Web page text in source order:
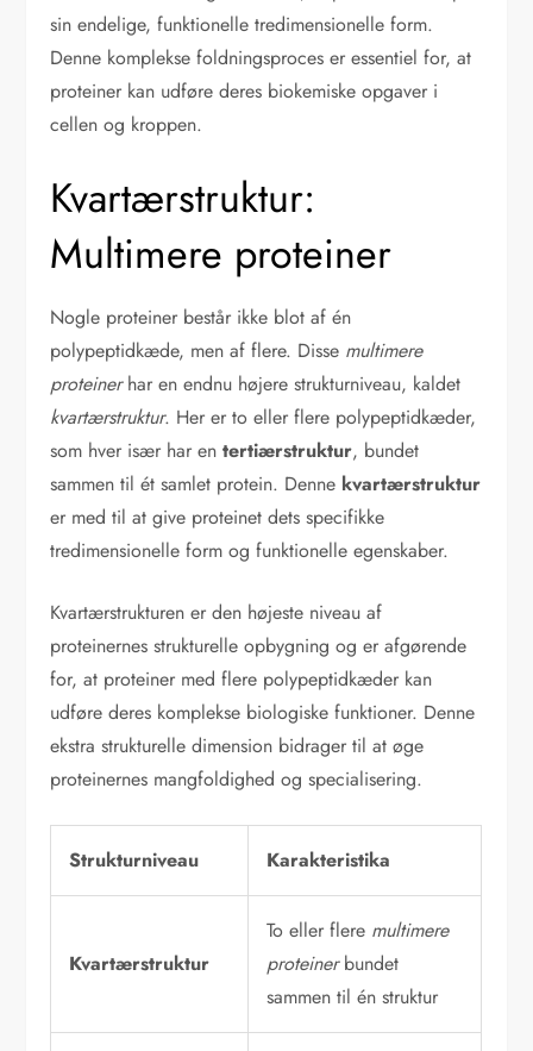
sin endelige, funktionelle tredimensionelle form.
Denne komplekse foldningsproces er essentiel for, at
proteiner kan udføre deres biokemiske opgaver i
cellen og kroppen.
Kvartærstruktur:
Multimere proteiner
Nogle proteiner består ikke blot af én
polypeptidkæde, men af flere. Disse multimere
proteinerhar en endnu højere strukturniveau, kaldet
kvartærstruktur. Her er to eller flere polypeptidkæder,
som hver især har entertiærstruktur, bundet
sammen til ét samlet protein. Denne kvartærstruktur
er med til at give proteinet dets specifikke
tredimensionelle form og funktionelle egenskaber.
Kvartærstrukturen er den højeste niveau af
proteinernes strukturelle opbygning og er afgørende
for, at proteiner med flere polypeptidkæder kan
udføre deres komplekse biologiske funktioner. Denne
ekstra strukturelle dimension bidrager til at øge
proteinernes mangfoldighed og specialisering.
Strukturniveau Karakteristika
Kvartærstruktur
To eller flere multimere
proteinerbundet
sammen til én struktur